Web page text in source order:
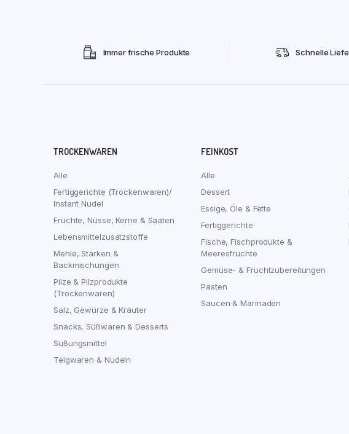
Immer frische Produkte Schnelle
TROCKENWAREN
Alle
Fertiggerichte (Trockenwaren)/
Instant Nudel
Früchte, Nüsse, Kerne & Saaten
Lebensmittelzusatzstoffe
Mehle, Stärken &
Backmischungen
Pilze & Pilzprodukte
(Trockenwaren)
Salz, Gewürze & Kräuter
Snacks, Süßwaren & Desserts
Süßungsmittel
Teigwaren & Nudeln
FEINKOST
Alle
Dessert
Essige, Öle & Fette
Fertiggerichte
Fische, Fischprodukte &
Meeresfrüchte
Gemüse- & Fruchtzubereitungen
Pasten
Saucen & Marinaden